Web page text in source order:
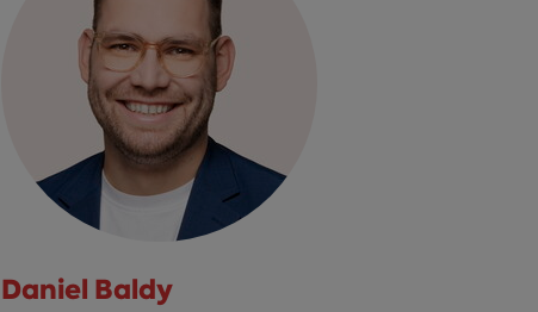
Daniel Baldy